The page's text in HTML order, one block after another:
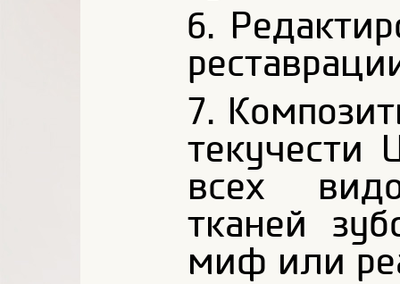
6.
7.
текучести
всех
тканей
миф или